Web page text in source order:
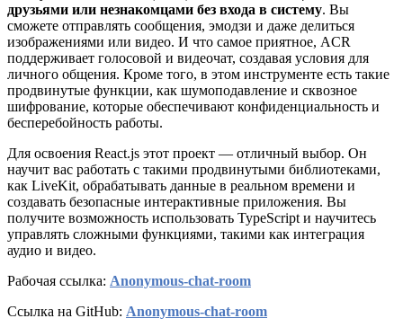
друзьями или незнакомцами без входа в систему. Вы
сможете отправлять сообщения, эмодзи и даже делиться
изображениями или видео. И что самое приятное, ACR
поддерживает голосовой и видеочат, создавая условия для
личного общения. Кроме того, в этом инструменте есть такие
продвинутые функции, как шумоподавление и сквозное
шифрование, которые обеспечивают конфиденциальность и
бесперебойность работы.
Для освоения React.js этот проект — отличный выбор. Он
научит вас работать с такими продвинутыми библиотеками,
как LiveKit, обрабатывать данные в реальном времени и
создавать безопасные интерактивные приложения. Вы
получите возможность использовать TypeScript и научитесь
управлять сложными функциями, такими как интеграция
аудио и видео.
Рабочая ссылка: Anonymous-chat-room
Ссылка на GitHub: Anonymous-chat-room